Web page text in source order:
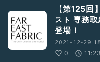
【第125回
スト 専務
登場！
2021-12-29
0
11:23